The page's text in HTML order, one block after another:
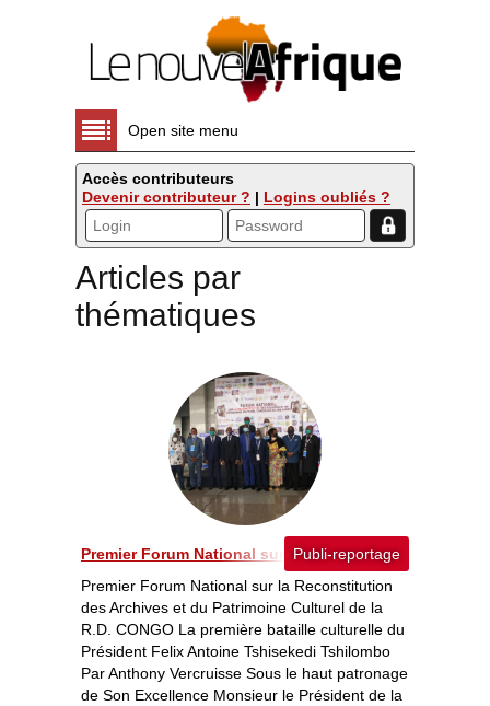
Open site menu
Accès contributeurs
Devenir contributeur ? | Logins oubliés ?
Articles par
thématiques
Publi-reportage
Premier Forum National sur la Reconstitution des
Premier Forum National sur la Reconstitution
des Archives et du Patrimoine Culturel de la
R.D. CONGO La première bataille culturelle du
Président Felix Antoine Tshisekedi Tshilombo
Par Anthony Vercruisse Sous le haut patronage
de Son Excellence Monsieur le Président de la